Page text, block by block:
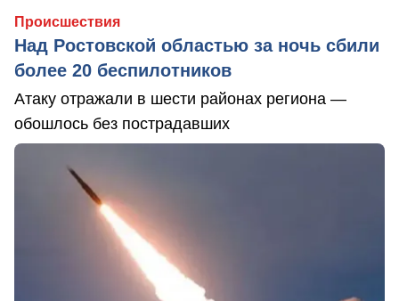
Происшествия
Над Ростовской областью за ночь сбили
более 20 беспилотников
Атаку отражали в шести районах региона —
обошлось без пострадавших